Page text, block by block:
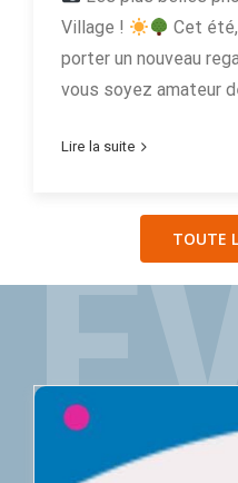
Village !
Cet
porter un nouveau
vous soyez amateur
Lire la suite
TOUTE